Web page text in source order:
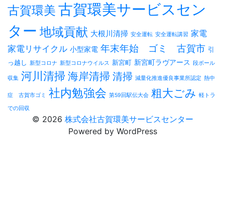
古賀環美 古賀環美サービスセン
ター 地域貢献 大根川清掃 安全運転 安全運転講習 家電
家電リサイクル 小型家電 年末年始 ゴミ 古賀市 引
っ越し 新型コロナ 新型コロナウイルス 新宮町 新宮町ラヴアース 段ボール
収集 河川清掃 海岸清掃 清掃 減量化推進優良事業所認定 熱中
症 古賀市ゴミ 社内勉強会 第59回駅伝大会 粗大ごみ 軽トラ
での回収
© 2026 株式会社古賀環美サービスセンター
Powered by WordPress